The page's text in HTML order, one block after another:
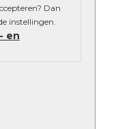
Dan
instellingen.
en